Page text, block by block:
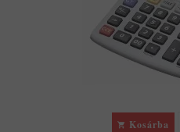
Kosárba